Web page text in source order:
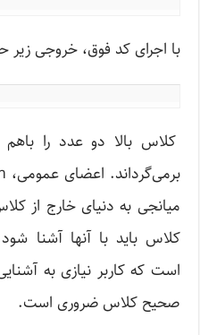
با اجرای کد فوق، خروجی
کلاس بالا دو عدد را
میانجی به دنیای خارج از
است که کاربر نیازی به
صحیح کلاس ضروری است.